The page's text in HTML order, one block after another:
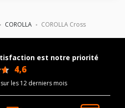
COROLLA COROLLA Cross
est notre priorité
4,6
les 12 derniers mois